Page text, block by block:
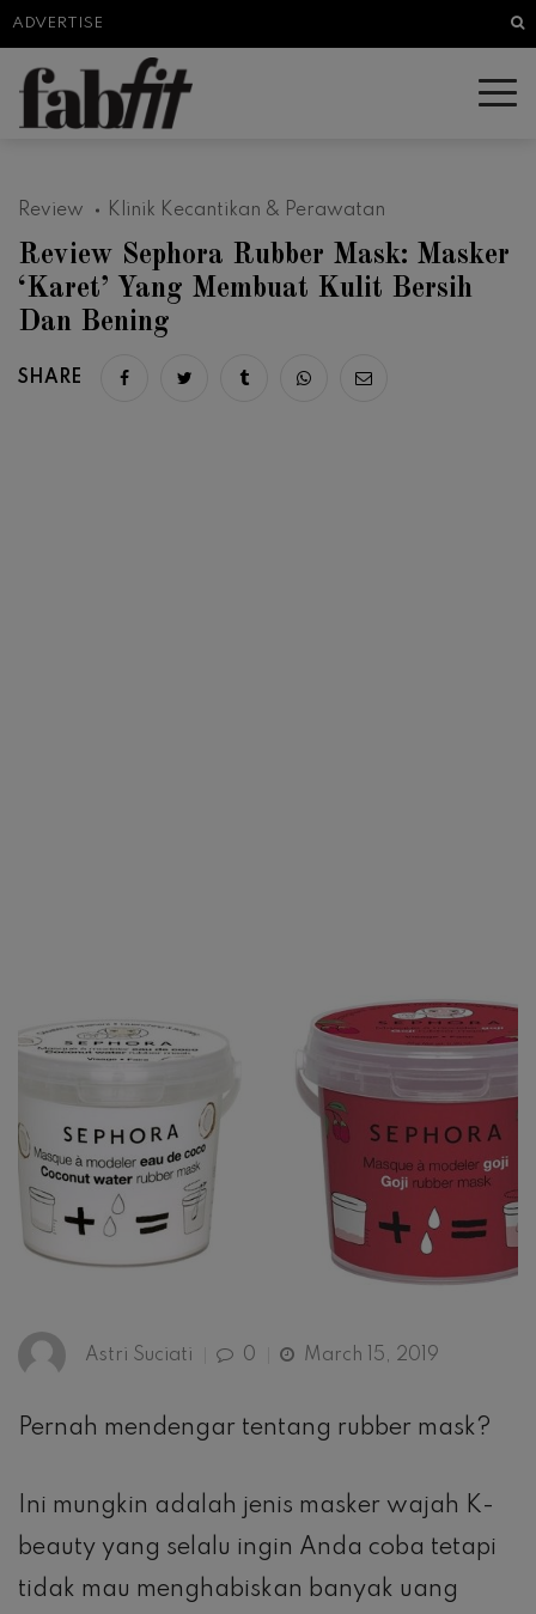
ADVERTISE
Review Klinik Kecantikan & Perawatan
Review Sephora Rubber Mask: Masker
‘Karet’ Yang Membuat Kulit Bersih
Dan Bening
SHARE Share on facebook
Share on twitter
Share on tumblr
Share via whatsapp
Share via email
Astri Suciati 0 March 15, 2019
Pernah mendengar tentang rubber mask?
Ini mungkin adalah jenis masker wajah K-
beauty yang selalu ingin Anda coba tetapi
tidak mau menghabiskan banyak uang